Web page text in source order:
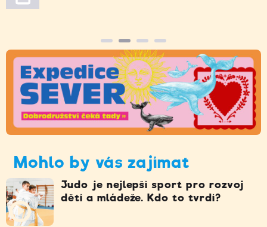
Mohlo by vás zajímat
Judo je nejlepší sport pro rozvoj
dětí a mládeže. Kdo to tvrdí?